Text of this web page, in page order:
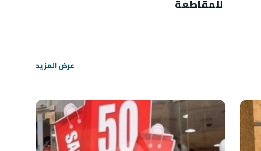
للمقاطعة
عرض المزيد